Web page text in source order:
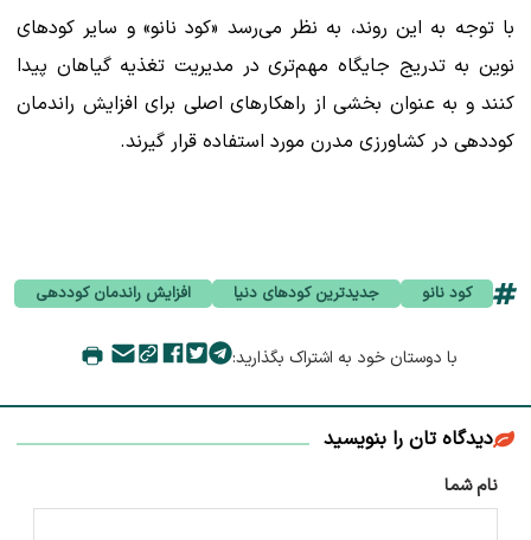
با توجه به این روند، به نظر می‌رسد «کود نانو» و سایر کودهای
نوین به تدریج جایگاه مهم‌تری در مدیریت تغذیه گیاهان پیدا
کنند و به عنوان بخشی از راهکارهای اصلی برای افزایش راندمان
کوددهی در کشاورزی مدرن مورد استفاده قرار گیرند.
کود نانو جدیدترین کودهای دنیا افزایش راندمان کوددهی
با دوستان خود به اشتراک بگذارید:
دیدگاه تان را بنویسید
نام شما